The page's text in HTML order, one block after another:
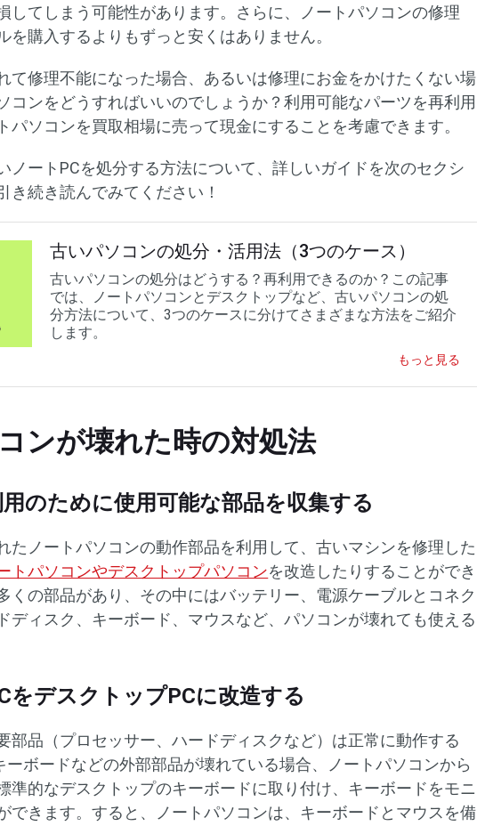
してしまう可能性があります。さらに、ノートパソコンの修理
を購入するよりもずっと安くはありません。
て修理不能になった場合、あるいは修理にお金をかけたくない場
コンをどうすればいいのでしょうか？利用可能なパーツを再利用
パソコンを買取相場に売って現金にすることを考慮できます。
ノートPCを処分する方法について、詳しいガイドを次のセクシ
き続き読んでみてください！
古いパソコンの処分・活用法（3つのケース）
古いパソコンの処分はどうする？再利用できるのか？この記事
では、ノートパソコンとデスクトップなど、古いパソコンの処
分方法について、3つのケースに分けてさまざまな方法をご紹介
します。
もっと見る
ンが壊れた時の対処法
のために使用可能な部品を収集する
たノートパソコンの動作部品を利用して、古いマシンを修理した
トパソコンやデスクトップパソコンを改造したりすることができ
くの部品があり、その中にはバッテリー、電源ケーブルとコネク
ディスク、キーボード、マウスなど、パソコンが壊れても使える
をデスクトップPCに改造する
部品（プロセッサー、ハードディスクなど）は正常に動作する
ーボードなどの外部部品が壊れている場合、ノートパソコンから
準的なデスクトップのキーボードに取り付け、キーボードをモニ
できます。すると、ノートパソコンは、キーボードとマウスを備